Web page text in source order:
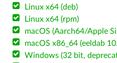
Linux x64 (deb)
Linux x64 (rpm)
macOS (Aarch64/Apple
macOS x86_64 (eeldab
Windows (32 bit,